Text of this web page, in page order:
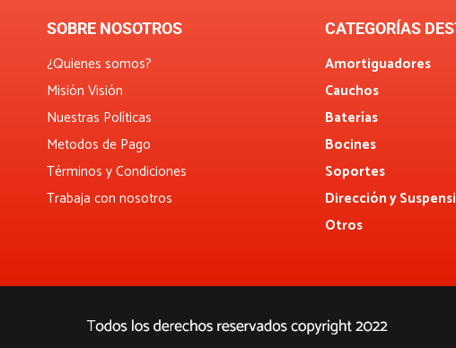
SOBRE NOSOTROS
¿Quienes somos?
Misión Visión
Nuestras Políticas
Metodos de Pago
Términos y Condiciones
Trabaja con nosotros
CATEGORÍAS
Amortiguadores
Cauchos
Baterías
Bocines
Soportes
Dirección y
Otros